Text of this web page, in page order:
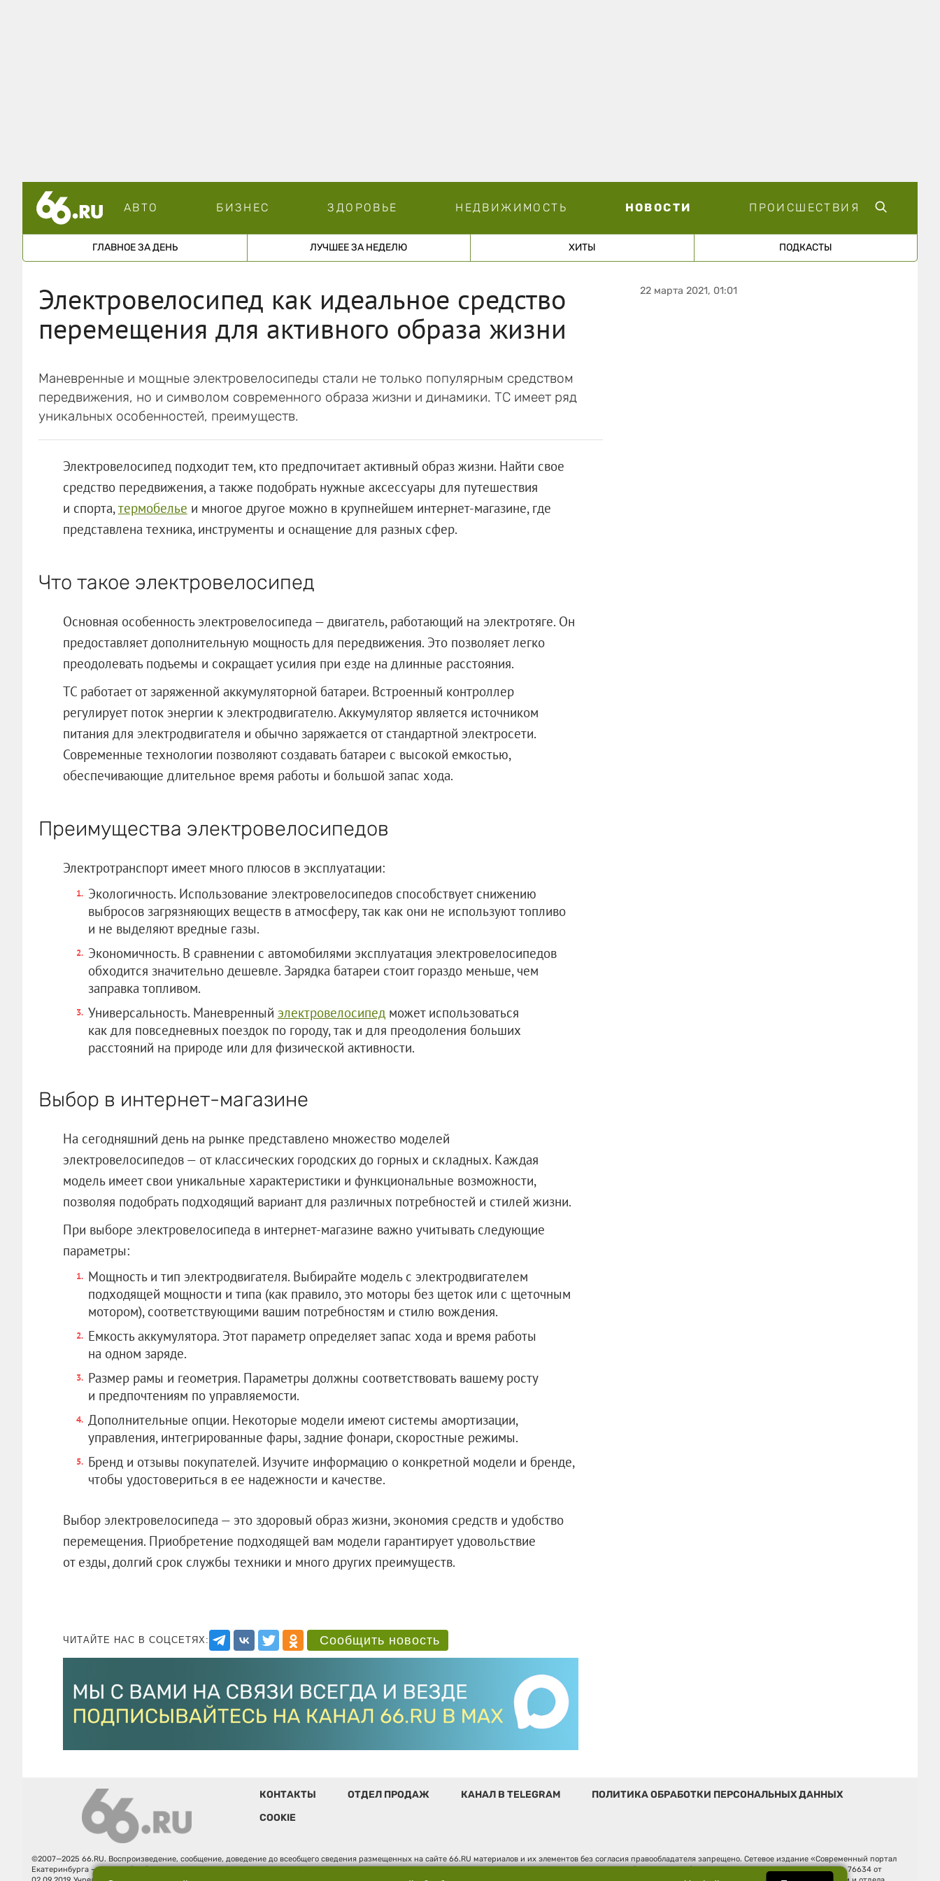
АВТО БИЗНЕС ЗДОРОВЬЕ НЕДВИЖИМОСТЬ НОВОСТИ ПРОИСШЕСТВИЯ
ГЛАВНОЕ ЗА ДЕНЬ ЛУЧШЕЕ ЗА НЕДЕЛЮ ХИТЫ ПОДКАСТЫ
Электровелосипед как идеальное средство
перемещения для активного образа жизни
Маневренные и мощные электровелосипеды стали не только популярным средством
передвижения, но и символом современного образа жизни и динамики. ТС имеет ряд
уникальных особенностей, преимуществ.
Электровелосипед подходит тем, кто предпочитает активный образ жизни. Найти свое
средство передвижения, а также подобрать нужные аксессуары для путешествия
и спорта, термобелье и многое другое можно в крупнейшем интернет-магазине, где
представлена техника, инструменты и оснащение для разных сфер.
Что такое электровелосипед
Основная особенность электровелосипеда — двигатель, работающий на электротяге. Он
предоставляет дополнительную мощность для передвижения. Это позволяет легко
преодолевать подъемы и сокращает усилия при езде на длинные расстояния.
ТС работает от заряженной аккумуляторной батареи. Встроенный контроллер
регулирует поток энергии к электродвигателю. Аккумулятор является источником
питания для электродвигателя и обычно заряжается от стандартной электросети.
Современные технологии позволяют создавать батареи с высокой емкостью,
обеспечивающие длительное время работы и большой запас хода.
Преимущества электровелосипедов
Электротранспорт имеет много плюсов в эксплуатации:
Экологичность. Использование электровелосипедов способствует снижению
выбросов загрязняющих веществ в атмосферу, так как они не используют топливо
и не выделяют вредные газы.
Экономичность. В сравнении с автомобилями эксплуатация электровелосипедов
обходится значительно дешевле. Зарядка батареи стоит гораздо меньше, чем
заправка топливом.
Универсальность. Маневренный электровелосипед может использоваться
как для повседневных поездок по городу, так и для преодоления больших
расстояний на природе или для физической активности.
Выбор в интернет-магазине
На сегодняшний день на рынке представлено множество моделей
электровелосипедов — от классических городских до горных и складных. Каждая
модель имеет свои уникальные характеристики и функциональные возможности,
позволяя подобрать подходящий вариант для различных потребностей и стилей жизни.
При выборе электровелосипеда в интернет-магазине важно учитывать следующие
параметры:
Мощность и тип электродвигателя. Выбирайте модель с электродвигателем
подходящей мощности и типа (как правило, это моторы без щеток или с щеточным
мотором), соответствующими вашим потребностям и стилю вождения.
Емкость аккумулятора. Этот параметр определяет запас хода и время работы
на одном заряде.
Размер рамы и геометрия. Параметры должны соответствовать вашему росту
и предпочтениям по управляемости.
Дополнительные опции. Некоторые модели имеют системы амортизации,
управления, интегрированные фары, задние фонари, скоростные режимы.
Бренд и отзывы покупателей. Изучите информацию о конкретной модели и бренде,
чтобы удостовериться в ее надежности и качестве.
Выбор электровелосипеда — это здоровый образ жизни, экономия средств и удобство
перемещения. Приобретение подходящей вам модели гарантирует удовольствие
от езды, долгий срок службы техники и много других преимуществ.
ЧИТАЙТЕ НАС В СОЦСЕТЯХ: Сообщить новость
22 марта 2021, 01:01
КОНТАКТЫ ОТДЕЛ ПРОДАЖ КАНАЛ В TELEGRAM
ПОЛИТИКА ОБРАБОТКИ ПЕРСОНАЛЬНЫХ ДАННЫХ
COOKIE
©2007—2025 66.RU. Воспроизведение, сообщение, доведение до всеобщего сведения размещенных на сайте 66.RU материалов и их элементов без согласия правообладателя запрещено. Сетевое издание «Современный портал
Екатеринбурга — «66.ru» (18+) зарегистрировано Федеральной службой по надзору в сфере связи, информационных технологий и массовых коммуникаций (Роскомнадзор). Регистрационный номер ЭЛ № ФС 77 - 76634 от